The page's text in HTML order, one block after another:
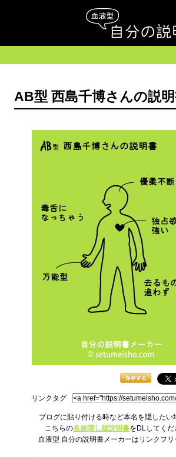
AB型 西島千博さんの説
リンクタグ
ブログに貼り付ける時など本名を隠したい
こちらの名前隠し版説明書をDLしてくだ
血液型 自分の説明書メーカーはリンクフリ